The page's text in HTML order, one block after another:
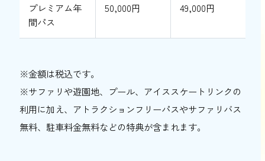
プレミアム年
間パス
50,000円 49,000円
※金額は税込です。
※サファリや遊園地、プール、アイススケートリンクの
利用に加え、アトラクションフリーパスやサファリバス
無料、駐車料金無料などの特典が含まれます。